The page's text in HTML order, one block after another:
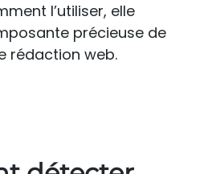
l’utiliser, elle
précieuse de
rédaction web.